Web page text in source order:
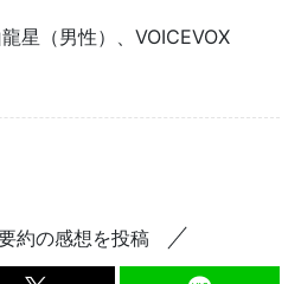
星（男性）、VOICEVOX
約の感想を投稿